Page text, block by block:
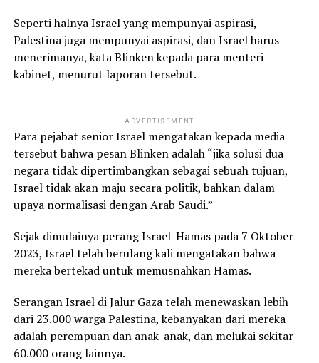
Seperti halnya Israel yang mempunyai aspirasi,
Palestina juga mempunyai aspirasi, dan Israel harus
menerimanya, kata Blinken kepada para menteri
kabinet, menurut laporan tersebut.
ADVERTISEMENT
Para pejabat senior Israel mengatakan kepada media
tersebut bahwa pesan Blinken adalah “jika solusi dua
negara tidak dipertimbangkan sebagai sebuah tujuan,
Israel tidak akan maju secara politik, bahkan dalam
upaya normalisasi dengan Arab Saudi.”
Sejak dimulainya perang Israel-Hamas pada 7 Oktober
2023, Israel telah berulang kali mengatakan bahwa
mereka bertekad untuk memusnahkan Hamas.
Serangan Israel di Jalur Gaza telah menewaskan lebih
dari 23.000 warga Palestina, kebanyakan dari mereka
adalah perempuan dan anak-anak, dan melukai sekitar
60.000 orang lainnya.